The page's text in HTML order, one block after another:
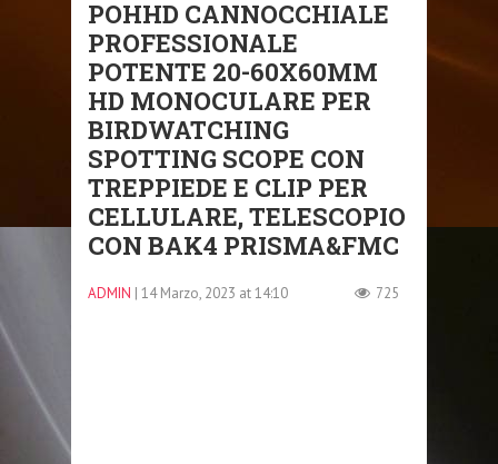
POHHD CANNOCCHIALE
PROFESSIONALE
POTENTE 20-60X60MM
HD MONOCULARE PER
BIRDWATCHING
SPOTTING SCOPE CON
TREPPIEDE E CLIP PER
CELLULARE, TELESCOPIO
CON BAK4 PRISMA&FMC
ADMIN | 14 Marzo, 2023 at 14:10 725